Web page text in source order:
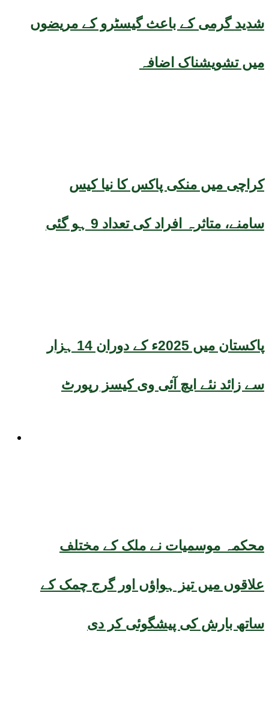
شدید گرمی کے باعث گیسٹرو کے مریضوں
میں تشویشناک اضافہ
کراچی میں منکی پاکس کا نیا کیس
سامنے، متاثرہ افراد کی تعداد 9 ہو گئی
پاکستان میں 2025ء کے دوران 14 ہزار
سے زائد نئے ایچ آئی وی کیسز رپورٹ
محکمہ موسمیات نے ملک کے مختلف
علاقوں میں تیز ہواؤں اور گرج چمک کے
ساتھ بارش کی پیشگوئی کر دی